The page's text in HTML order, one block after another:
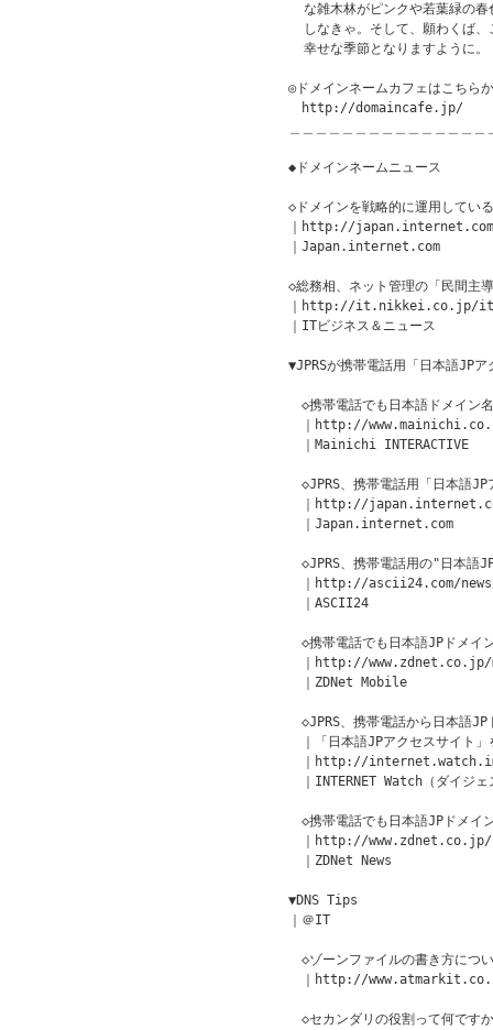
な雑木林がピンクや若葉緑の
しなきゃ。そして、願わくば
  幸せな季節となりますように。
◎ドメインネームカフェはこちら
http://domaincafe.jp/
◆ドメインネームニュース　
◇ドメインを戦略的に運用してい
｜http://
｜Japan.internet.com
◇総務相、ネット管理の「民間主
｜http://it.nikkei.co.jp/it/
｜ITビジネス＆ニュース
▼JPRSが携帯電話用「日本語JP
◇携帯電話でも日本語ドメイン
｜http://
｜Mainichi INTERACTIVE
◇JPRS、携帯電話用「日本語JP
｜http://
｜Japan.internet.com
◇JPRS、携帯電話用の"日本語
｜http://ascii24.com/
｜ASCII24
◇携帯電話でも日本語JPドメイ
｜http://www.zdnet.co.jp/
｜ZDNet Mobile
◇JPRS、携帯電話から日本語JP
｜「日本語JPアクセスサイト」
｜http://
｜INTERNET Watch（ダイジェ
◇携帯電話でも日本語JPドメイ
｜http://www.zdnet.co.jp/
｜ZDNet News
▼DNS Tips
｜＠IT
◇ゾーンファイルの書き方につ
｜http://
◇セカンダリの役割って何ですか